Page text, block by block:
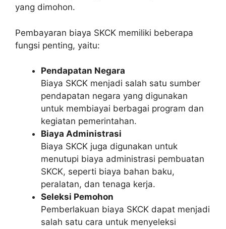
yang dimohon.
Pembayaran biaya SKCK memiliki beberapa
fungsi penting, yaitu:
Pendapatan Negara
Biaya SKCK menjadi salah satu sumber
pendapatan negara yang digunakan
untuk membiayai berbagai program dan
kegiatan pemerintahan.
Biaya Administrasi
Biaya SKCK juga digunakan untuk
menutupi biaya administrasi pembuatan
SKCK, seperti biaya bahan baku,
peralatan, dan tenaga kerja.
Seleksi Pemohon
Pemberlakuan biaya SKCK dapat menjadi
salah satu cara untuk menyeleksi